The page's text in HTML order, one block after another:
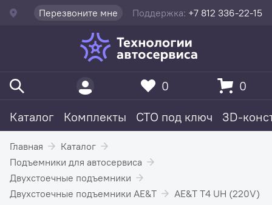
Перезвоните мне Поддержка: +7 812 336-22-15
Каталог Комплекты СТО под ключ 3D-
0 0
Главная
Каталог
Подъемники для автосервиса
Двухстоечные подъемники
Двухстоечные подъемники AE&T
AE&T T4 UH (220V)